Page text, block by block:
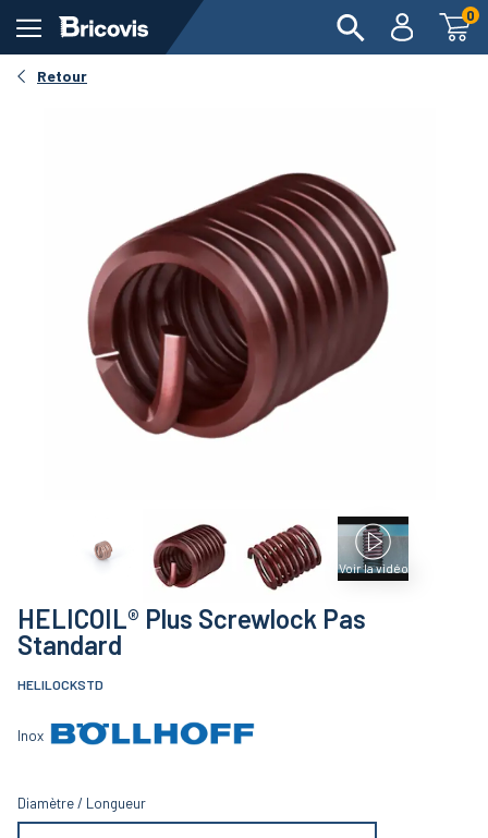
0
Retour
Voir la vidéo
HELICOIL® Plus Screwlock Pas
Standard
HELILOCKSTD
Inox
Diamètre/ Longueur